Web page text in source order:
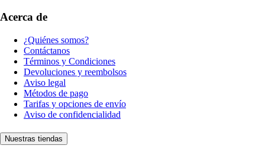
Acerca de
¿Quiénes somos?
Contáctanos
Términos y Condiciones
Devoluciones y reembolsos
Aviso legal
Métodos de pago
Tarifas y opciones de envío
Aviso de confidencialidad
Nuestras tiendas